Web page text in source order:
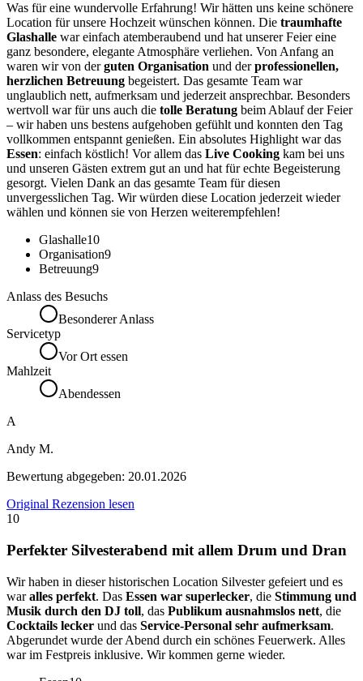
Was für eine wundervolle Erfahrung! Wir hätten uns keine schönere
Location für unsere Hochzeit wünschen können. Die traumhafte
Glashalle war einfach atemberaubend und hat unserer Feier eine
ganz besondere, elegante Atmosphäre verliehen. Von Anfang an
waren wir von derguten Organisation und derprofessionellen,
herzlichen Betreuung begeistert. Das gesamte Team war
unglaublich nett, aufmerksam und jederzeit ansprechbar. Besonders
wertvoll war für uns auch die tolle Beratung beim Ablauf der Feier
– wir haben uns bestens aufgehoben gefühlt und konnten den Tag
vollkommen entspannt genießen. Ein absolutes Highlight war das
Essen: einfach köstlich! Vor allem das Live Cooking kam bei uns
und unseren Gästen extrem gut an und hat für echte Begeisterung
gesorgt. Vielen Dank an das gesamte Team für diesen
unvergesslichen Tag. Wir würden diese Location jederzeit wieder
wählen und können sie von Herzen weiterempfehlen!
Glashalle10
Organisation9
Betreuung9
Anlass des Besuchs
Besonderer Anlass
Servicetyp
Vor Ort essen
Mahlzeit
Abendessen
A
Andy M.
Bewertung abgegeben: 20.01.2026
Original Rezension lesen
10
Perfekter Silvesterabend mit allem Drum und Dran
Wir haben in dieser historischen Location Silvester gefeiert und es
waralles perfekt. Das Essen war superlecker, die Stimmung und
Musik durch den DJ toll, das Publikum ausnahmslos nett, die
Cocktails lecker und das Service-Personal sehr aufmerksam.
Abgerundet wurde der Abend durch ein schönes Feuerwerk. Alles
war im Festpreis inklusive. Wir kommen gerne wieder.